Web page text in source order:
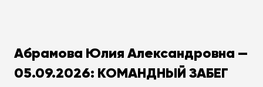
Абрамова Юлия Александровна —
05.09.2026: КОМАНДНЫЙ ЗАБЕГ